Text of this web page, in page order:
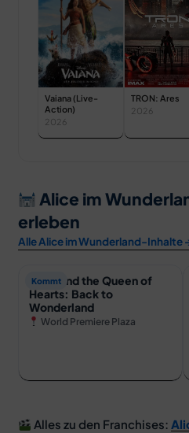
Vaiana (Live-
Action)
2026
TRON: Ares
2026
Alice im
erleben
Alle Alice im Wunderland-Inhalte
Kommt
Alice and the Queen of
Hearts: Back to
Wonderland
World Premiere Plaza
Alles zu den Franchises: